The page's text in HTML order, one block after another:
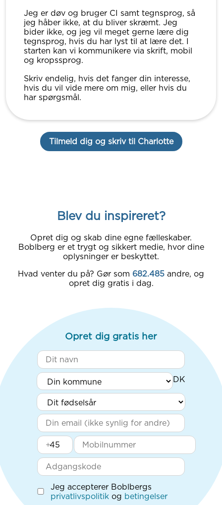
Jeg er døv og bruger CI samt tegnsprog, så
jeg håber ikke, at du bliver skræmt. Jeg
bider ikke, og jeg vil meget gerne lære dig
tegnsprog, hvis du har lyst til at lære det. I
starten kan vi kommunikere via skrift, mobil
og kropssprog.
Skriv endelig, hvis det fanger din interesse,
hvis du vil vide mere om mig, eller hvis du
har spørgsmål.
Tilmeld dig og skriv til Charlotte
Blev du inspireret?
Opret dig og skab dine egne fælleskaber.
Boblberg er et trygt og sikkert medie, hvor dine
oplysninger er beskyttet.
Hvad venter du på? Gør som 682.485 andre, og
opret dig gratis i dag.
Opret dig gratis her
+
Jeg accepterer Boblbergs
privatlivspolitik og betingelser